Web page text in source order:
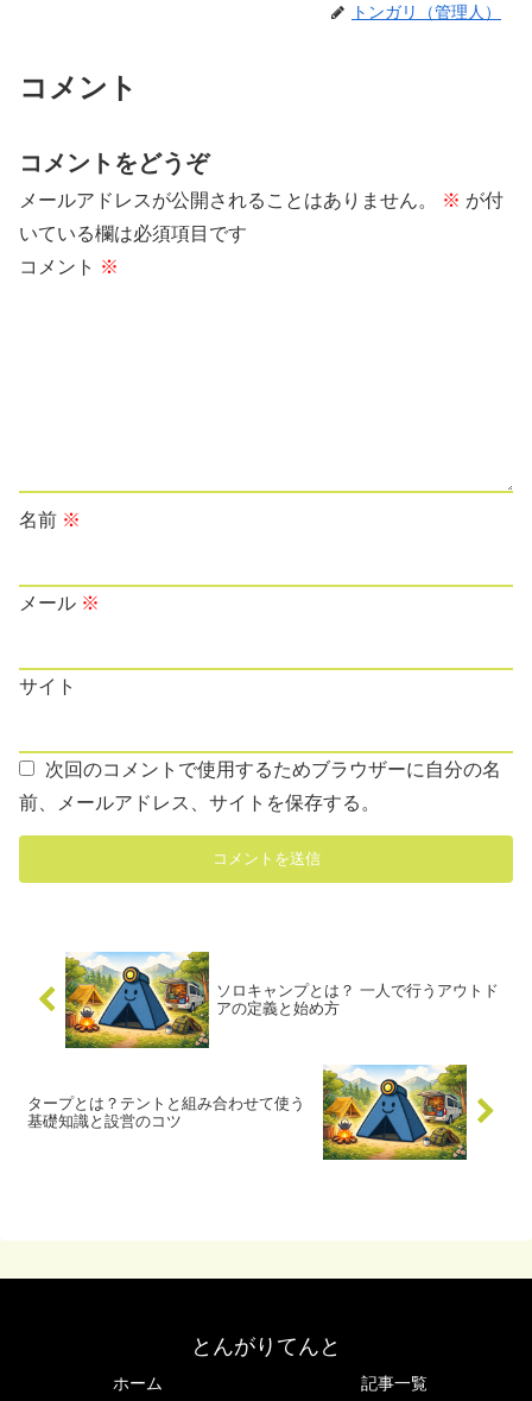
トンガリ（管理人）
コメント
コメントをどうぞ
メールアドレスが公開されることはありません。 ※ が付
いている欄は必須項目です
コメント ※
名前 ※
メール ※
サイト
次回のコメントで使用するためブラウザーに自分の名
前、メールアドレス、サイトを保存する。
ソロキャンプとは？ 一人で行うアウトド
アの定義と始め方
タープとは？テントと組み合わせて使う
基礎知識と設営のコツ
とんがりてんと
ホーム 記事一覧